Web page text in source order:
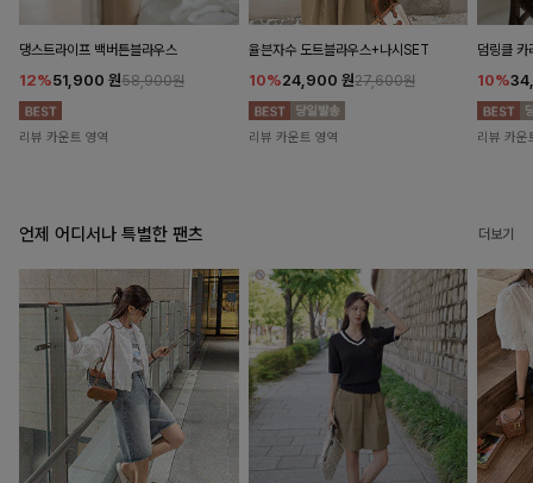
댕스트라이프 백버튼블라우스
12%51,900 원58,900원
리뷰 카운트 영역
율븐자수 도트블라우스+나시SET
10%24,900 원27,600원
리뷰 카운트 영역
덤링클 카
10%
리뷰 카운
언제 어디서나 특별한 팬츠 더보기